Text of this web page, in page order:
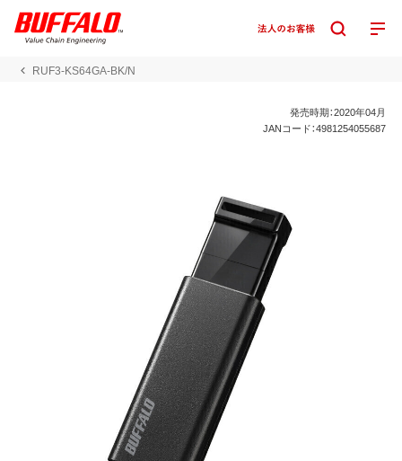
RUF3-KS64GA-BK/N
発売時期：2020年04月
JANコード：4981254055687